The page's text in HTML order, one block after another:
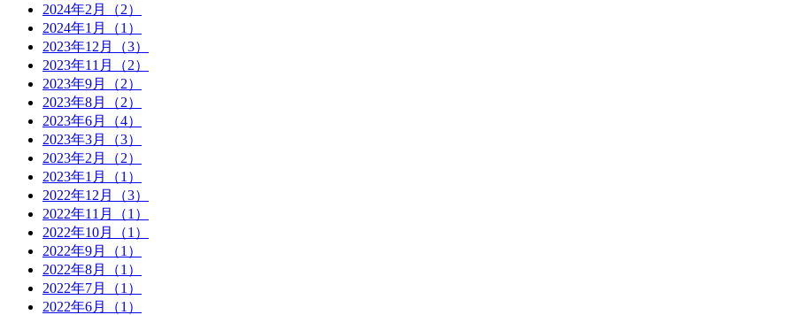
2024年2月（2）
2024年1月（1）
2023年12月（3）
2023年11月（2）
2023年9月（2）
2023年8月（2）
2023年6月（4）
2023年3月（3）
2023年2月（2）
2023年1月（1）
2022年12月（3）
2022年11月（1）
2022年10月（1）
2022年9月（1）
2022年8月（1）
2022年7月（1）
2022年6月（1）